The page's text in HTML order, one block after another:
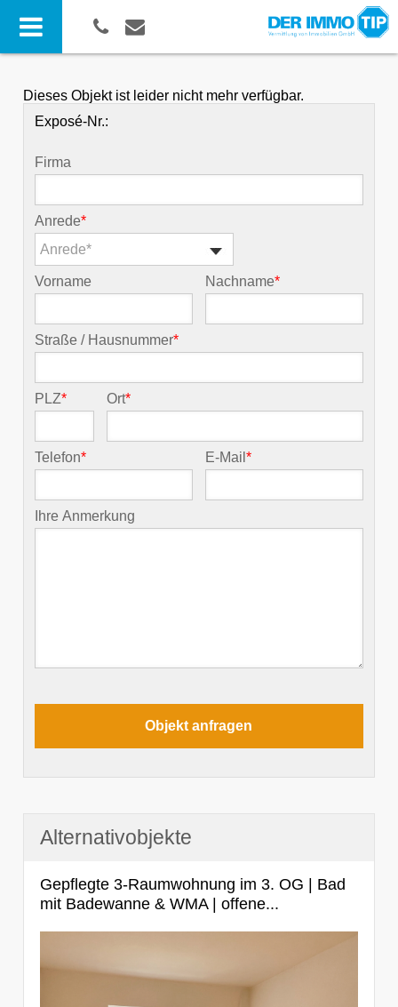
Dieses Objekt ist leider nicht mehr verfügbar.
Exposé-Nr.:
Firma
Anrede*
Anrede*
Vorname Nachname*
Straße / Hausnummer*
PLZ* Ort*
Telefon* E-Mail*
Ihre Anmerkung
Alternativobjekte
Gepflegte 3-Raumwohnung im 3. OG | Bad
mit Badewanne & WMA | offene...